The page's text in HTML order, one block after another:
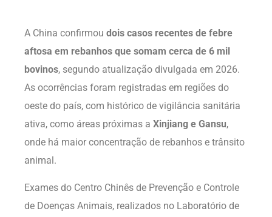
A China confirmou dois casos recentes de febre
aftosa em rebanhos que somam cerca de 6 mil
bovinos, segundo atualização divulgada em 2026.
As ocorrências foram registradas em regiões do
oeste do país, com histórico de vigilância sanitária
ativa, como áreas próximas a Xinjiang e Gansu,
onde há maior concentração de rebanhos e trânsito
animal.
Exames do Centro Chinês de Prevenção e Controle
de Doenças Animais, realizados no Laboratório de